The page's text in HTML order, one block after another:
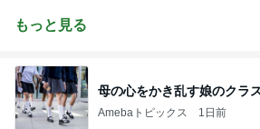
もっと見る
母の心をかき乱す娘のクラ
Amebaトピックス 1日前